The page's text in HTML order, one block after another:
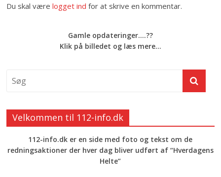
Du skal værelogget ind for at skrive en kommentar.
Gamle opdateringer....??
Klik på billedet og læs mere...
Velkommen til 112-info.dk
112-info.dk er en side med foto og tekst om de
redningsaktioner der hver dag bliver udført af “Hverdagens
Helte”